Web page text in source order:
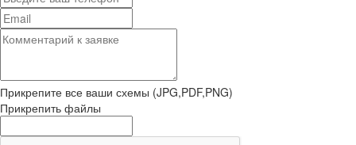
Прикрепите все ваши схемы (JPG,PDF,PNG)
Прикрепить файлы